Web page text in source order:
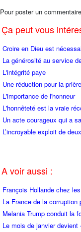
Pour poster un
Ça peut vous
Croire en Dieu est
La générosité au service
L'intégrité paye
Une réduction pour la prière
L'importance de l'honneur
L'honnêteté est la vraie
Un acte courageux qui a
L’incroyable exploit de
A voir aussi :
François Hollande chez
La France de la
Melania Trump conduit la
Le mois de janvier